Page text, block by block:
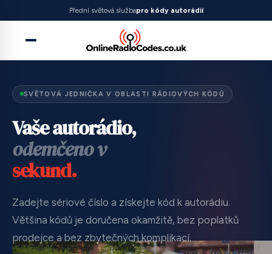
SVĚTOVÁ JEDNIČKA V OBLASTI RÁDIOVÝCH KÓDŮ
Vaše autorádio,
odemčeno v
sekund.
Zadejte sériové číslo a získejte kód k autorádiu.
Většina kódů je doručena okamžitě, bez poplatků
prodejce a bez zbytečných komplikací.